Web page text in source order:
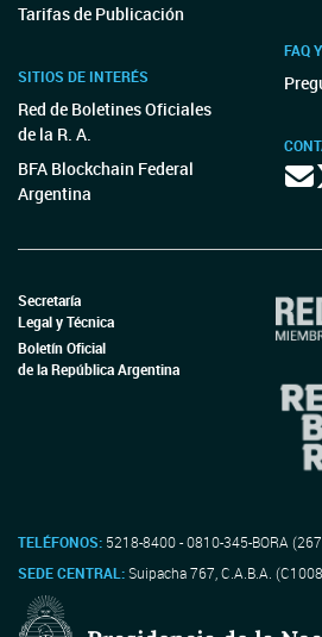
Tarifas de Publicación
SITIOS DE INTERÉS
Red de Boletines Oficiales
de la R. A.
BFA Blockchain Federal
Argentina
FAQ
Secretaría
Legal y Técnica
Boletín Oficial
de la República Argentina
TELÉFONOS: 5218-8400 - 0810-345-BORA
SEDE CENTRAL:Suipacha 767, C.A.B.A.